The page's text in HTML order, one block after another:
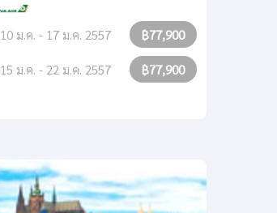
10 ม.ค. - 17 ม.ค. 2557 ฿77,900
15 ม.ค. - 22 ม.ค. 2557 ฿77,900